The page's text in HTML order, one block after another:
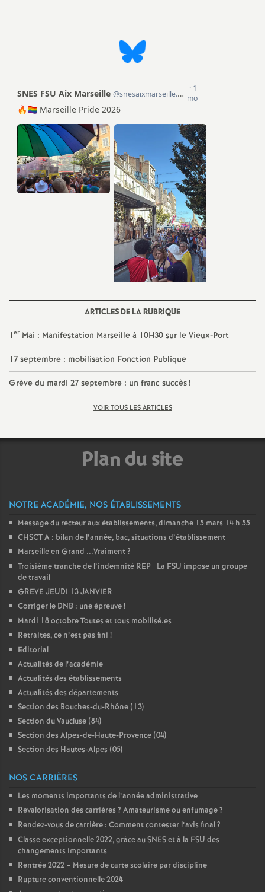
r
é
O
r
l
é
a
n
s
o
ARTICLES DE LA RUBRIQUE
1er Mai : Manifestation Marseille à 10H30 sur le Vieux-Port
17 septembre : mobilisation Fonction Publique
Grève du mardi 27 septembre : un franc succès!
VOIR TOUS LES ARTICLES
Plan du site
NOTRE ACADÉMIE, NOS ÉTABLISSEMENTS
Message du recteur aux établissements, dimanche 15 mars 14 h 55
CHSCT A : bilan de l’année, bac, situations d’établissement
Marseille en Grand ...Vraiment?
Troisième tranche de l’indemnité REP+ La FSU impose un groupe
de travail
GREVE JEUDI 13 JANVIER
Corriger le DNB : une épreuve!
Mardi 18 octobre Toutes et tous mobilisé.es
Retraites, ce n’est pas fini !
Editorial
Actualités de l’académie
Actualités des établissements
Actualités des départements
Section des Bouches-du-Rhône (13)
Section du Vaucluse (84)
Section des Alpes-de-Haute-Provence (04)
Section des Hautes-Alpes (05)
NOS CARRIÈRES
Les moments importants de l’année administrative
Revalorisation des carrières ? Amateurisme ou enfumage?
Rendez-vous de carrière : Comment contester l’avis final?
Classe exceptionnelle 2022, gràce au SNES et à la FSU des
changements importants
Rentrée 2022 – Mesure de carte scolaire par discipline
Rupture conventionnelle 2024